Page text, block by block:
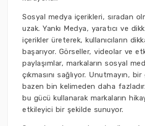
Sosyal medya içerikleri, sıradan
uzak. Yankı Medya, yaratıcı ve
içerikler üreterek, kullanıcıların
başarıyor. Görseller, videolar ve
paylaşımlar, markaların sosyal
çıkmasını sağlıyor. Unutmayın,
bazen bin kelimeden daha
bu gücü kullanarak markaların
etkileyici bir şekilde sunuyor.